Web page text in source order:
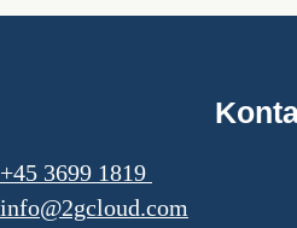
+45 3699 1819
info@2gcloud.com